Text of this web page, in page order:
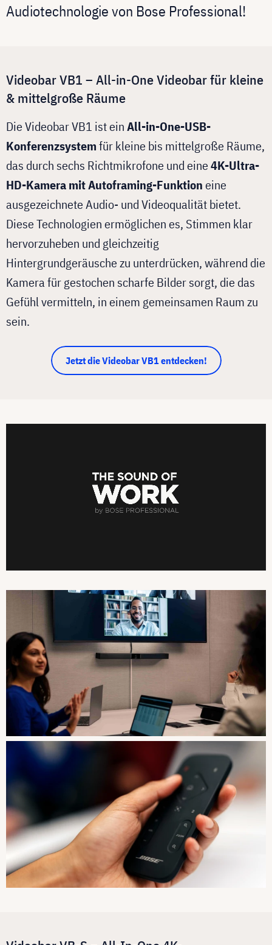
Audiotechnologie von Bose Professional!
Videobar VB1 – All-in-One Videobar für kleine
& mittelgroße Räume
Die Videobar VB1 ist einAll-in-One-USB-
Konferenzsystemfür kleine bis mittelgroße Räume,
das durch sechs Richtmikrofone und eine4K-Ultra-
HD-Kamera mit Autoframing-Funktioneine
ausgezeichnete Audio- und Videoqualität bietet.
Diese Technologien ermöglichen es, Stimmen klar
hervorzuheben und gleichzeitig
Hintergrundgeräusche zu unterdrücken, während die
Kamera für gestochen scharfe Bilder sorgt, die das
Gefühl vermitteln, in einem gemeinsamen Raum zu
sein.
Jetzt die Videobar VB1 entdecken!